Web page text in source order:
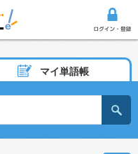
マイ単語帳